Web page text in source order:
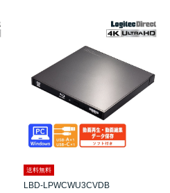
送料無料
LBD-LPWCWU3CVDB